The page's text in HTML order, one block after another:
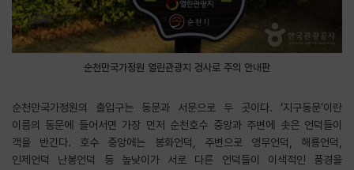
순천만국가정원 열린관광지 경사로 주의 안내판
순천만국가정원의 출입구는 동문과 서문으로 두 곳이다. ‘지구동문’이란
이름의 동문에 들어서면 가장 먼저 순천호수 중앙과 주변에 솟은 언덕들이
객을 반긴다. 호수 중앙에는 봉화언덕, 주변으로 앵무언덕, 해룡언덕,
인제언덕 난봉언덕 등 높낮이가 서로 다른 언덕들이 이색적인 풍경을